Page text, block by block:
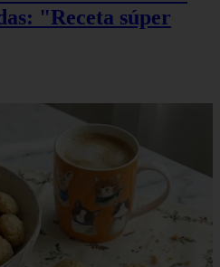
"Receta súper